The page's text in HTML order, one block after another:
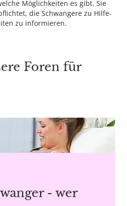
Möglichkeiten es gibt. Sie
die Schwangere zu Hilfe-
zu informieren.
Foren für
- wer